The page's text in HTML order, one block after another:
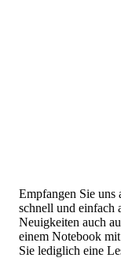
Empfangen Sie
schnell und einfach
Neuigkeiten auch
einem Notebook
Sie lediglich eine